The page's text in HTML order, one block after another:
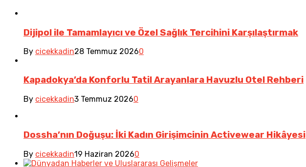
Dijipol ile Tamamlayıcı ve Özel Sağlık Tercihini Karşılaştırmak
By cicekkadin28 Temmuz 20260
Kapadokya’da Konforlu Tatil Arayanlara Havuzlu Otel Rehberi
By cicekkadin3 Temmuz 20260
Dossha’nın Doğuşu: İki Kadın Girişimcinin Activewear Hikâyesi
By cicekkadin19 Haziran 20260